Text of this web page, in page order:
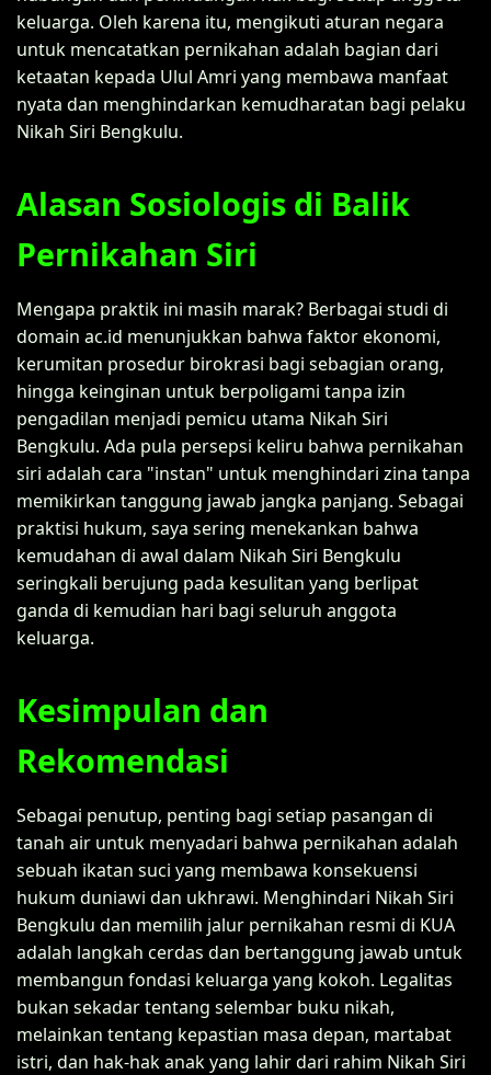
keluarga. Oleh karena itu, mengikuti aturan negara
untuk mencatatkan pernikahan adalah bagian dari
ketaatan kepada Ulul Amri yang membawa manfaat
nyata dan menghindarkan kemudharatan bagi pelaku
Nikah Siri Bengkulu.
Alasan Sosiologis di Balik
Pernikahan Siri
Mengapa praktik ini masih marak? Berbagai studi di
domain ac.id menunjukkan bahwa faktor ekonomi,
kerumitan prosedur birokrasi bagi sebagian orang,
hingga keinginan untuk berpoligami tanpa izin
pengadilan menjadi pemicu utama Nikah Siri
Bengkulu. Ada pula persepsi keliru bahwa pernikahan
siri adalah cara "instan" untuk menghindari zina tanpa
memikirkan tanggung jawab jangka panjang. Sebagai
praktisi hukum, saya sering menekankan bahwa
kemudahan di awal dalam Nikah Siri Bengkulu
seringkali berujung pada kesulitan yang berlipat
ganda di kemudian hari bagi seluruh anggota
keluarga.
Kesimpulan dan
Rekomendasi
Sebagai penutup, penting bagi setiap pasangan di
tanah air untuk menyadari bahwa pernikahan adalah
sebuah ikatan suci yang membawa konsekuensi
hukum duniawi dan ukhrawi. Menghindari Nikah Siri
Bengkulu dan memilih jalur pernikahan resmi di KUA
adalah langkah cerdas dan bertanggung jawab untuk
membangun fondasi keluarga yang kokoh. Legalitas
bukan sekadar tentang selembar buku nikah,
melainkan tentang kepastian masa depan, martabat
istri, dan hak-hak anak yang lahir dari rahim Nikah Siri